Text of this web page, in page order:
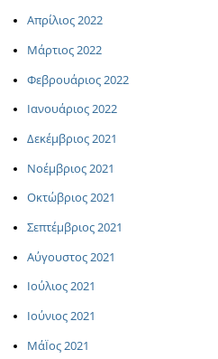
Απρίλιος 2022
Μάρτιος 2022
Φεβρουάριος 2022
Ιανουάριος 2022
Δεκέμβριος 2021
Νοέμβριος 2021
Οκτώβριος 2021
Σεπτέμβριος 2021
Αύγουστος 2021
Ιούλιος 2021
Ιούνιος 2021
ΜάΪος 2021